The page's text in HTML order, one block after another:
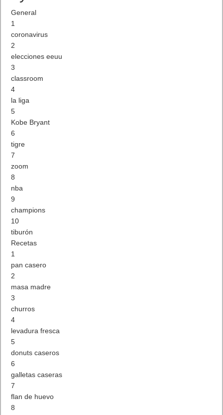
General
1
coronavirus
2
elecciones eeuu
3
classroom
4
la liga
5
Kobe Bryant
6
tigre
7
zoom
8
nba
9
champions
10
tiburón
Recetas
1
pan casero
2
masa madre
3
churros
4
levadura fresca
5
donuts caseros
6
galletas caseras
7
flan de huevo
8